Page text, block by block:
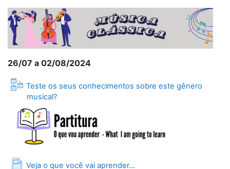
26/07 a 02/08/2024
Teste os seus conhecimentos sobre este gênero
musical?
Lesson
Veja o que você vai aprender...
Page